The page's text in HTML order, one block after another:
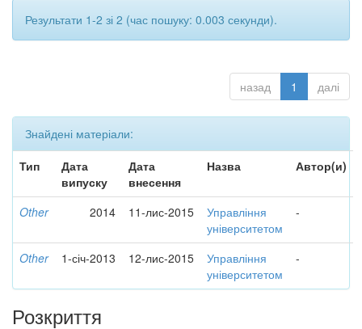
Результати 1-2 зі 2 (час пошуку: 0.003 секунди).
назад 1 далі
Знайдені матеріали:
Тип
Дата
випуску
Дата
внесення
Назва Автор(и)
Other 2014 11-лис-2015
Управління
університетом
-
Other 1-січ-2013 12-лис-2015
Управління
університетом
-
Розкриття